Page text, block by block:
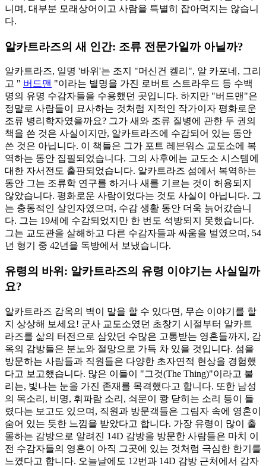
니며, 대부분 모래상어이고 사람을 특별히 잡아먹지는 않습니
다.
알카트라즈의 새 인간: 조류 전문가일까 아닐까?
알카트라즈, 일명 '바위'는 조지 "머신건 켈리", 알 카포네, 그리
고 " 버드맨 "이라는 별명을 가진 로버트 스트라우드 등 수백
명의 유명 수감자들을 수용했던 곳입니다. 하지만 "버드맨"은
정말로 사람들이 묘사하는 것처럼 지적인 작가이자 평화로운
조류 병리학자였을까요? 그가 새와 조류 질병에 관한 두 권의
책을 쓴 것은 사실이지만, 알카트라즈에 수감되어 있는 동안
쓴 것은 아닙니다. 이 책들은 그가 포트 레븐워스 교도소에 복
역하는 동안 집필되었습니다. 그의 사후에는 교도소 시스템에
대한 자서전도 출판되었습니다. 알카트라즈 섬에서 복역하는
동안 그는 조류학 연구를 하거나 새를 기르는 것이 허용되지
않았습니다. 평화로운 사람이었다는 것도 사실이 아닙니다. 그
는 충동적인 살인자였으며, 수감 생활 동안 더욱 늙어갔습니
다. 그는 19세에 수감되었지만 한 번도 석방되지 못했습니다.
그는 교도관을 살해하고 다른 수감자들과 싸움을 벌였으며, 54
년 형기 중 42년을 독방에서 보냈습니다.
유령의 바위: 알카트라즈의 유령 이야기는 사실일까
요?
알카트라즈 감옥의 벽이 말을 할 수 있다면, 무슨 이야기를 할
지 상상해 보세요! 군사 교도소였던 초창기 시절부터 알카트
라즈를 삶의 터전으로 삼았던 수많은 고통받는 영혼들까지, 감
옥의 감방들은 분노와 절망으로 가득 차 있을 것입니다. 섬을
방문하는 사람들과 직원들은 다양한 초자연적 현상을 경험했
다고 보고했습니다. 많은 이들이 "그것(The Thing)"이라고 불
리는, 빛나는 눈을 가진 존재를 목격했다고 합니다. 또한 남성
의 목소리, 비명, 휘파람 소리, 쇠문이 쾅 닫히는 소리 등이 들
렸다는 보고도 있으며, 직원과 방문객들은 그림자 속에 영혼이
숨어 있는 듯한 느낌을 받았다고 합니다. 가장 유령이 많이 출
몰하는 감방으로 알려진 14D 감방을 방문한 사람들은 마치 이
전 수감자들의 영혼이 아직 그곳에 있는 것처럼 극심한 한기를
느꼈다고 합니다. 오늘날에도 12번과 14D 감방 근처에서 갑자